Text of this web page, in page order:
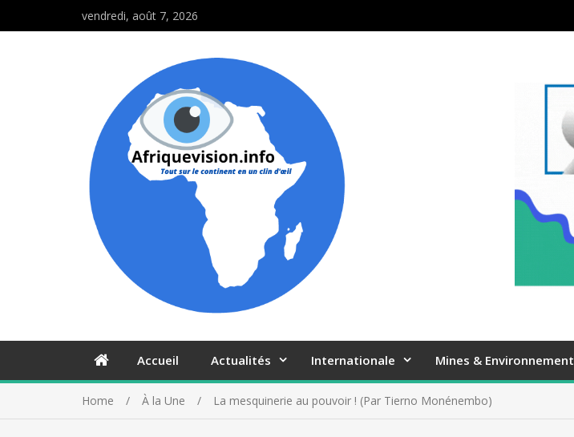
vendredi, août 7, 2026
Accueil Actualités Internationale Mines & Environnement
Home À la Une La mesquinerie au pouvoir ! (Par Tierno Monénembo)